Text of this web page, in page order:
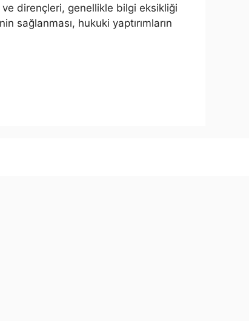
dirençleri, genellikle bilgi eksikliği
sağlanması, hukuki yaptırımların